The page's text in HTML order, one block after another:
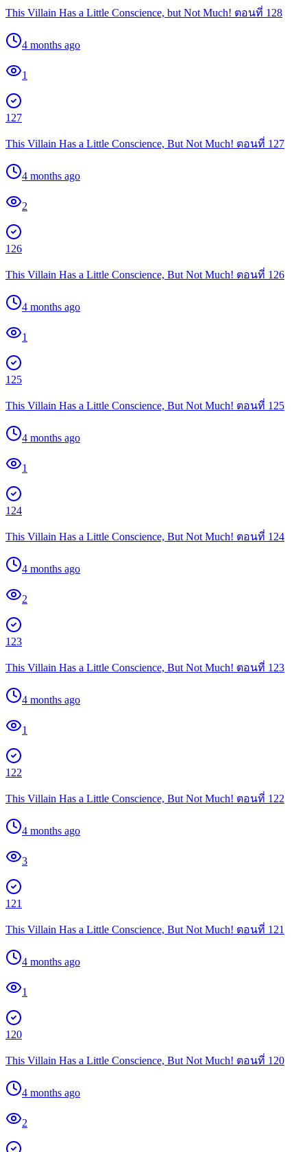
This Villain Has a Little Conscience, but Not Much! ตอนที่ 128
4 months ago
1
127
This Villain Has a Little Conscience, But Not Much! ตอนที่ 127
4 months ago
2
126
This Villain Has a Little Conscience, But Not Much! ตอนที่ 126
4 months ago
1
125
This Villain Has a Little Conscience, But Not Much! ตอนที่ 125
4 months ago
1
124
This Villain Has a Little Conscience, But Not Much! ตอนที่ 124
4 months ago
2
123
This Villain Has a Little Conscience, But Not Much! ตอนที่ 123
4 months ago
1
122
This Villain Has a Little Conscience, But Not Much! ตอนที่ 122
4 months ago
3
121
This Villain Has a Little Conscience, But Not Much! ตอนที่ 121
4 months ago
1
120
This Villain Has a Little Conscience, But Not Much! ตอนที่ 120
4 months ago
2